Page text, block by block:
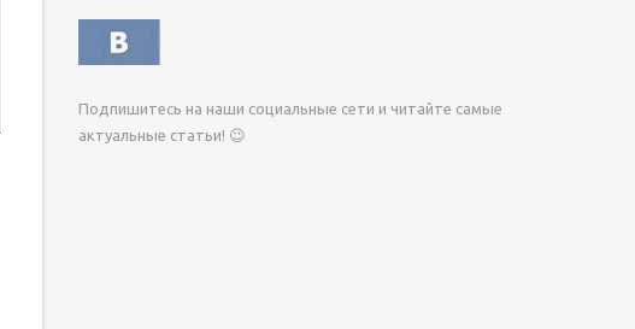
Подпишитесь на наши социальные сети и читайте самые
актуальные статьи! 😉